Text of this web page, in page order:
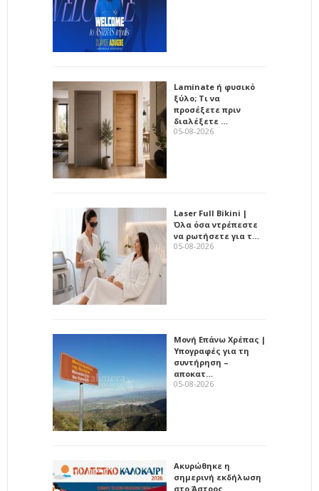
Laminate ή φυσικό
ξύλο; Τι να
προσέξετε πριν
διαλέξετε …
05-08-2026
Laser Full Bikini |
Όλα όσα ντρέπεστε
να ρωτήσετε για τ…
05-08-2026
Μονή Επάνω Χρέπας |
Υπογραφές για τη
συντήρηση –
αποκατ…
05-08-2026
Ακυρώθηκε η
σημερινή εκδήλωση
στο Άστρος